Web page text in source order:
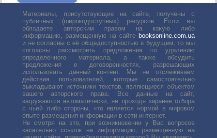
Материалы, присутствующие на сайте, получены с
публичных (широкодоступных) ресурсов. Если вы
обладаете авторским правом на какую либо
информацию, размещенную на сайте booksonline.com.ua
и не согласны с её общедоступностью в будущем, то мы
согласны рассмотреть предложения по удалению
определенного материала, а также обсудить
предложения о договоренностях, разрешающих
использовать данный контент. Мы не отслеживаем
действия пользователей, которые самостоятельно
выкладывают источники текстов, являющиеся объектом
вашего авторского права. Все данные на сайт,
загружаются автоматически, не проходя заранее отбора
с чьей либо стороны, что является нормой в мировом
опыте размещения информации в сети интернет.
Не смотря на это, при возникновении у Вас вопросов
касательно ссылок на информацию, размещенную на